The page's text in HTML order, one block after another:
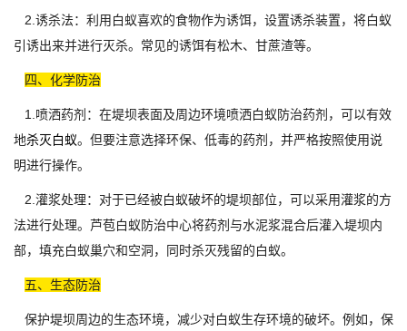
2.诱杀法：利用白蚁喜欢的食物作为诱饵，设置诱杀装置，将白蚁
引诱出来并进行灭杀。常见的诱饵有松木、甘蔗渣等。
四、化学防治
1.喷洒药剂：在堤坝表面及周边环境喷洒白蚁防治药剂，可以有效
地杀灭白蚁。但要注意选择环保、低毒的药剂，并严格按照使用说
明进行操作。
2.灌浆处理：对于已经被白蚁破坏的堤坝部位，可以采用灌浆的方
法进行处理。芦苞白蚁防治中心将药剂与水泥浆混合后灌入堤坝内
部，填充白蚁巢穴和空洞，同时杀灭残留的白蚁。
五、生态防治
保护堤坝周边的生态环境，减少对白蚁生存环境的破坏。例如，保